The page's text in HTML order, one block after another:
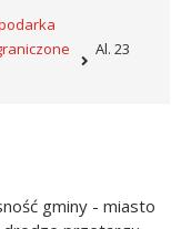
Al. 23
gminy - miasto